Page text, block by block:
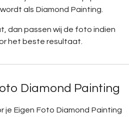
als Diamond Painting.
dan passen wij de foto indien
het beste resultaat.
Diamond Painting
je Eigen Foto Diamond Painting